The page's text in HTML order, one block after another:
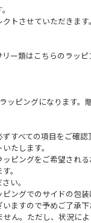
トさせていただきます。
ー類はこちらのラッ
ッピングになります
すべての項目をご確認
たします。
ピングをご希望され
。
い。
ングでのサイドの包
ますので予めご了承下
ん。ただし、状況に